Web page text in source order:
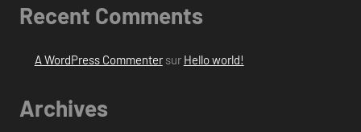
Recent Comments
A WordPress Commentersur Hello world!
Archives